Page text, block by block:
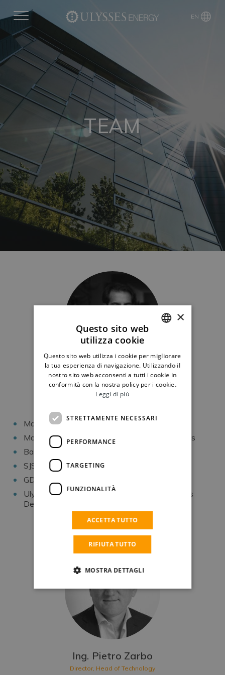
EN
TEAM
Dott. Simone Sajeva
Director, Head of Business Development & Finance
Management, Università Bocconi
Master in Finance, London School of Economics
Bain & Company, Consultant – Private Equity
SJS Group, Co-Founder & Director
GDS Media & Communication, Chairman
Ulysses Energy, Co-Founder, Head of Business
Development
Ing. Pietro Zarbo
Director, Head of Technology
ITALIAN
×
Questo sito web
utilizza cookie
Questo sito web utilizza i cookie per migliorare
la tua esperienza di navigazione. Utilizzando il
nostro sito web acconsenti a tutti i cookie in
conformità con la nostra policy per i cookie.
Leggi di più
STRETTAMENTE NECESSARI
PERFORMANCE
TARGETING
FUNZIONALITÀ
ACCETTA TUTTO
RIFIUTA TUTTO
MOSTRA DETTAGLI